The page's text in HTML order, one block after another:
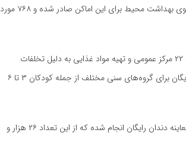
وی ادامه داد: تاکنون تعداد ۱۴ هزار و ۸۸۱ اخطاریه از سوی بهداشت محیط برای این اماکن صادر شده و ۷۶۸ مورد
معاون بهداشتی دانشگاه علوم پزشکی اراک با بیان اینکه ۲۲ مرکز عمومی و تهیه مواد غذایی به دلیل تخلفات
بهداشتی پلمب شده‌اند، گفت: خدمات دندان‌پزشکی رایگان برای گروه‌های سنی مختلف از جمله کودکان ۳ تا ۶
جواهری افزود: همچنین تعداد ۲۳۶ هزار و ۴۹۵ مورد معاینه دندان رایگان انجام شده که از این تعداد ۲۶ هزار و